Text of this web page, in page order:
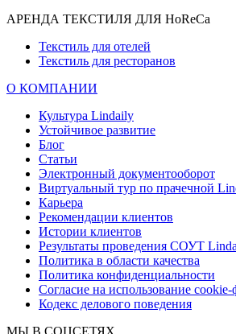
АРЕНДА ТЕКСТИЛЯ ДЛЯ HoReCa
Текстиль для отелей
Текстиль для ресторанов
О КОМПАНИИ
Культура Lindaily
Устойчивое развитие
Блог
Статьи
Электронный документооборот
Виртуальный тур по прачечной
Карьера
Рекомендации клиентов
Истории клиентов
Результаты проведения СОУТ
Политика в области качества
Политика конфиденциальности
Согласие на использование cookie-
Кодекс делового поведения